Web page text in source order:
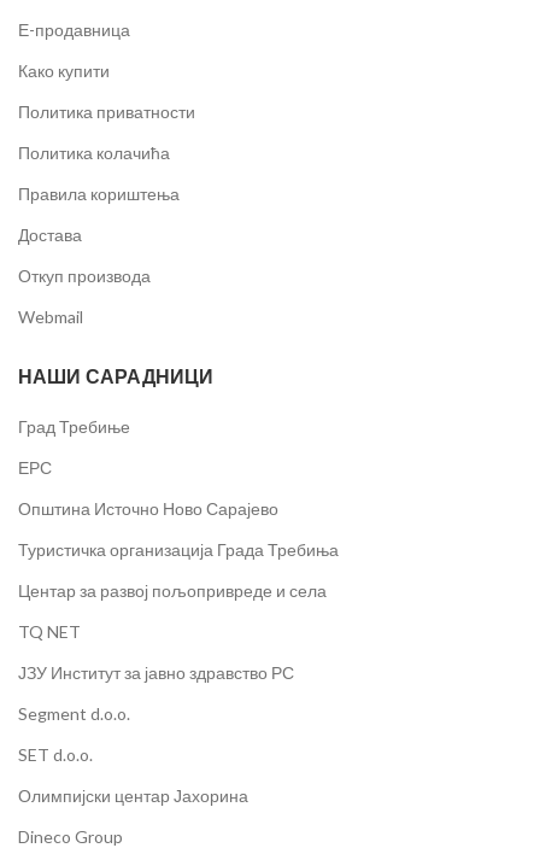
Е-продавница
Како купити
Политика приватности
Политика колачића
Правила кориштења
Достава
Откуп производа
Webmail
НАШИ САРАДНИЦИ
Град Требиње
ЕРС
Општина Источно Ново Сарајево
Туристичка организација Града Требиња
Центар за развој пољопривреде и села
TQ NET
ЈЗУ Институт за јавно здравство РС
Segment d.o.o.
SET d.o.o.
Олимпијски центар Јахорина
Dineco Group